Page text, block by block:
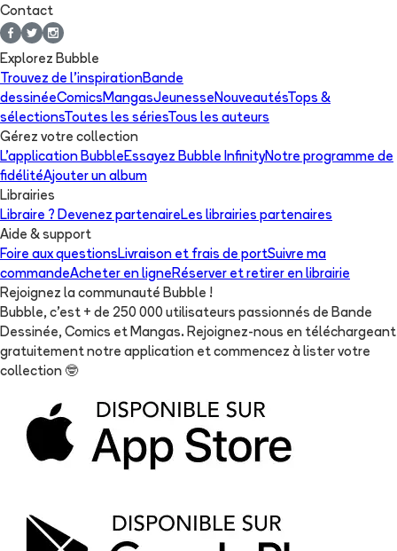
Contact
Explorez Bubble
Trouvez de l'inspirationBande
dessinéeComicsMangasJeunesseNouveautésTops &
sélectionsToutes les sériesTous les auteurs
Gérez votre collection
L'application BubbleEssayez Bubble InfinityNotre programme de
fidélitéAjouter un album
Librairies
Libraire ? Devenez partenaireLes librairies partenaires
Aide & support
Foire aux questionsLivraison et frais de portSuivre ma
commandeAcheter en ligneRéserver et retirer en librairie
Rejoignez la communauté Bubble !
Bubble, c'est + de 250 000 utilisateurs passionnés de Bande
Dessinée, Comics et Mangas. Rejoignez-nous en téléchargeant
gratuitement notre application et commencez à lister votre
collection 🤓